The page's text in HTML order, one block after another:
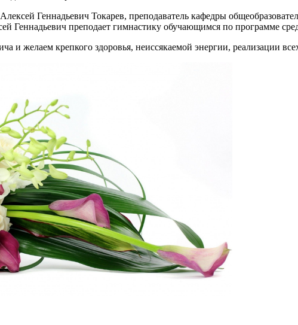
Геннадьевич Токарев, преподаватель кафедры
Геннадьевич преподает гимнастику обучающимся по программе
и желаем крепкого здоровья, неиссякаемой энергии, реализации